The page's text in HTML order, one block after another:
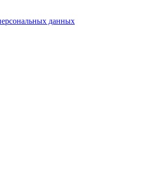
данных